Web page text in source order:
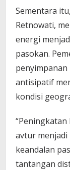
Sementara
Retnowati,
energi
pasokan.
antisipatif
kondisi
avtur
keandalan
tantangan